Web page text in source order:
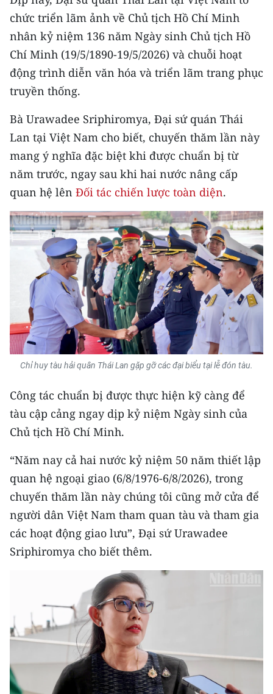
chức triển lãm ảnh về Chủ tịch Hồ Chí Minh
nhân kỷ niệm 136 năm Ngày sinh Chủ tịch Hồ
Chí Minh (19/5/1890-19/5/2026) và chuỗi hoạt
động trình diễn văn hóa và triển lãm trang phục
truyền thống.
Bà Urawadee Sriphiromya, Đại sứ quán Thái
Lan tại Việt Nam cho biết, chuyến thăm lần này
mang ý nghĩa đặc biệt khi được chuẩn bị từ
năm trước, ngay sau khi hai nước nâng cấp
quan hệ lên Đối tác chiến lược toàn diện.
Chỉ huy tàu hải quân Thái Lan gặp gỡ các đại biểu tại lễ đón tàu.
Công tác chuẩn bị được thực hiện kỹ càng để
tàu cập cảng ngay dịp kỷ niệm Ngày sinh của
Chủ tịch Hồ Chí Minh.
“Năm nay cả hai nước kỷ niệm 50 năm thiết lập
quan hệ ngoại giao (6/8/1976-6/8/2026), trong
chuyến thăm lần này chúng tôi cũng mở cửa để
người dân Việt Nam tham quan tàu và tham gia
các hoạt động giao lưu”, Đại sứ Urawadee
Sriphiromya cho biết thêm.